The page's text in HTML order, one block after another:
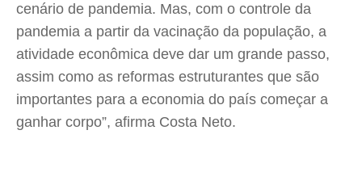
cenário de pandemia. Mas, com o controle da
pandemia a partir da vacinação da população, a
atividade econômica deve dar um grande passo,
assim como as reformas estruturantes que são
importantes para a economia do país começar a
ganhar corpo”, afirma Costa Neto.